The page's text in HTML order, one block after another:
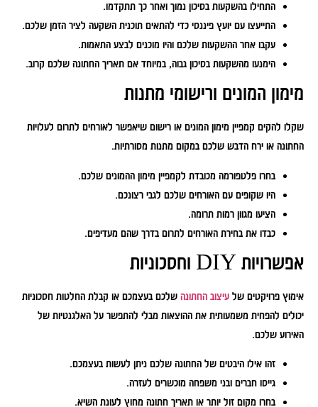
התחילו בהשקעות בסיכון נמוך ואחר כך תתקדמו.
התייעצו עם יועץ פיננסי כדי להתאים תוכנית השקעה לציר הזמן שלכם.
עקבו אחר ההשקעות שלכם והיו מוכנים לבצע התאמות.
הימנעו מהשקעות בסיכון גבוה, במיוחד אם תאריך החתונה שלכם קרוב.
מימון המונים ורישומי מתנות
שקלו להקים קמפיין מימון המונים או רישום שיאפשר לאורחים לתרום לעלויות
החתונה או ירח הדבש שלכם במקום מתנות מסורתיות.
בחרו פלטפורמה מכובדת לקמפיין מימון ההמונים שלכם.
היו שקופים עם האורחים שלכם לגבי רצונכם.
הציעו מגוון רמות תרומה.
כבדו את בחירת האורחים לתרום בדרך שהם מעדיפים.
אפשרויות DIY וחסכוניות
אימוץ פרויקטים שלעיצוב החתונהשלכם בעצמכם או קבלת החלטות חסכוניות
יכולים להפחית משמעותית את ההוצאות מבלי להתפשר על האלגנטיות של
האירוע שלכם.
זהו אילו היבטים של החתונה שלכם ניתן לעשות בעצמכם.
גייסו חברים ובני משפחה מוכשרים לעזרה.
בחרו מקום זול יותר או תאריך חתונה מחוץ לעונת השיא.